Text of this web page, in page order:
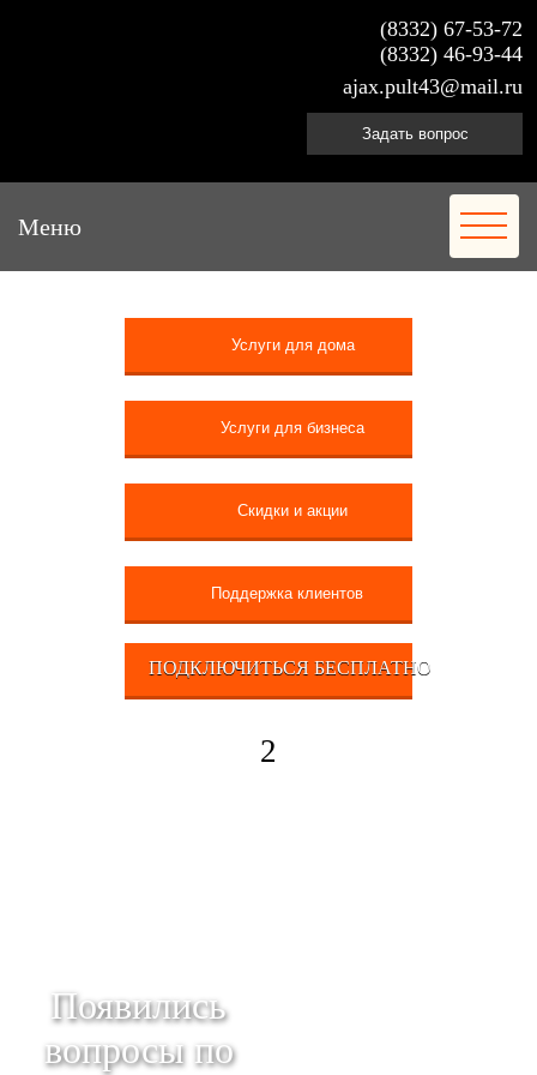
ПОДКЛЮЧИТЬСЯ БЕСПЛАТНО
(8332) 67-53-72
(8332) 46-93-44
ajax.pult43@mail.ru
Задать вопрос
Меню
Услуги для дома
Услуги для бизнеса
Скидки и акции
Поддержка клиентов
2
Появились
вопросы по